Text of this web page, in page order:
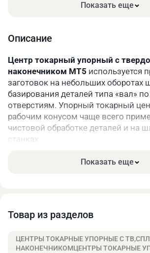
Показать еще
Описание
Центр токарный упорный с
наконечником MT5 используется
заготовок на небольших оборотах
базирования деталей типа «вал»
отверстиям. Упорный токарный
рабочим конусом чаще всего
чистовой обработке деталей и на
станках.
твердого сплава используется для
Показать еще
Товар из разделов
ЦЕНТРЫ ТОКАРНЫЕ УПОРНЫЕ С
НАКОНЕЧНИКОМЦЕНТРЫ ТОКАРНЫЕ